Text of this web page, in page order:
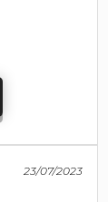
23/07/2023